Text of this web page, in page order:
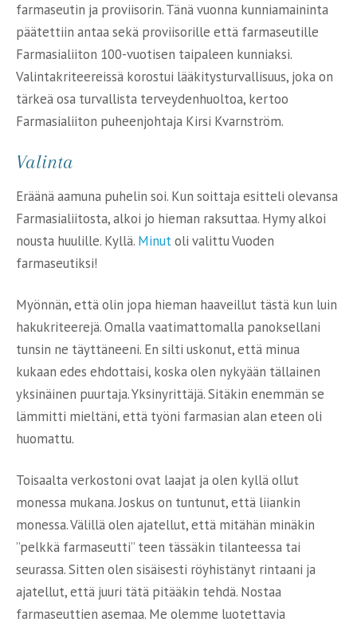
farmaseutin ja proviisorin. Tänä vuonna kunniamaininta
päätettiin antaa sekä proviisorille että farmaseutille
Farmasialiiton 100-vuotisen taipaleen kunniaksi.
Valintakriteereissä korostui lääkitysturvallisuus, joka on
tärkeä osa turvallista terveydenhuoltoa, kertoo
Farmasialiiton puheenjohtaja Kirsi Kvarnström.
Valinta
Eräänä aamuna puhelin soi. Kun soittaja esitteli olevansa
Farmasialiitosta, alkoi jo hieman raksuttaa. Hymy alkoi
nousta huulille. Kyllä. Minutoli valittu Vuoden
farmaseutiksi!
Myönnän, että olin jopa hieman haaveillut tästä kun luin
hakukriteerejä. Omalla vaatimattomalla panoksellani
tunsin ne täyttäneeni. En silti uskonut, että minua
kukaan edes ehdottaisi, koska olen nykyään tällainen
yksinäinen puurtaja. Yksinyrittäjä. Sitäkin enemmän se
lämmitti mieltäni, että työni farmasian alan eteen oli
huomattu.
Toisaalta verkostoni ovat laajat ja olen kyllä ollut
monessa mukana. Joskus on tuntunut, että liiankin
monessa. Välillä olen ajatellut, että mitähän minäkin
”pelkkä farmaseutti” teen tässäkin tilanteessa tai
seurassa. Sitten olen sisäisesti röyhistänyt rintaani ja
ajatellut, että juuri tätä pitääkin tehdä. Nostaa
farmaseuttien asemaa. Me olemme luotettavia